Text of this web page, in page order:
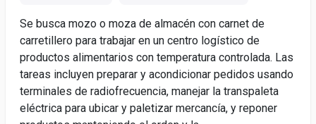
Se busca mozo o moza de almacén con carnet de
carretillero para trabajar en un centro logístico de
productos alimentarios con temperatura controlada. Las
tareas incluyen preparar y acondicionar pedidos usando
terminales de radiofrecuencia, manejar la transpaleta
eléctrica para ubicar y paletizar mercancía, y reponer